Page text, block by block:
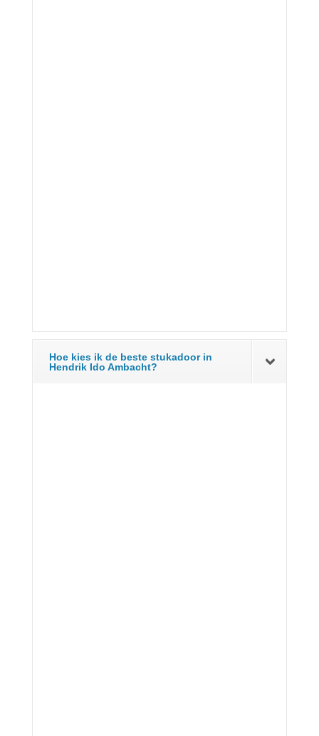
Hoe kies ik de beste stukadoor in
Hendrik Ido Ambacht?